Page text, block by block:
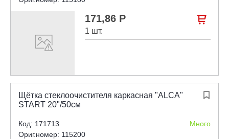
171,86 Р
1 шт.


Щётка стеклоочистителя каркасная "ALCA"
START 20"/50см
Код: 171713
Много
Ориг.номер: 115200